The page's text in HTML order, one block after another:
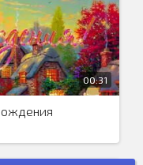
00:31